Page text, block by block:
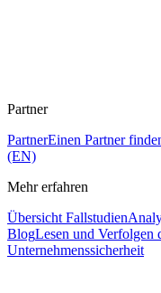
Partner
PartnerEinen Partner
(EN)
Mehr erfahren
Übersicht Fallstudien
BlogLesen und Verfolgen
Unternehmenssicherheit